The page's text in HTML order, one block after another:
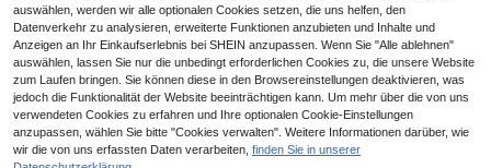
Ähnliche vorrätige Artikel anzeigen Alle ansehen
auswählen, werden wir alle optionalen Cookies setzen, die uns helfen, den
Datenverkehr zu analysieren, erweiterte Funktionen anzubieten und Inhalte und
Anzeigen an Ihr Einkaufserlebnis bei SHEIN anzupassen. Wenn Sie "Alle ablehnen"
auswählen, lassen Sie nur die unbedingt erforderlichen Cookies zu, die unsere Website
zum Laufen bringen. Sie können diese in den Browsereinstellungen deaktivieren, was
jedoch die Funktionalität der Website beeinträchtigen kann. Um mehr über die von uns
verwendeten Cookies zu erfahren und Ihre optionalen Cookie-Einstellungen
anzupassen, wählen Sie bitte "Cookies verwalten". Weitere Informationen darüber, wie
wir die von uns erfassten Daten verarbeiten, finden Sie in unserer